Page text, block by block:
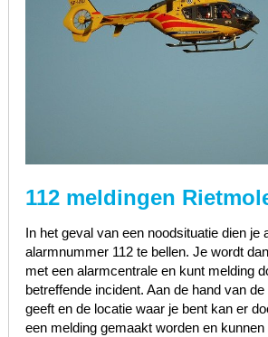
112 meldingen
In het geval van een noodsituatie dien je
alarmnummer 112 te bellen. Je wordt
met een alarmcentrale en kunt melding
betreffende incident. Aan de hand van
geeft en de locatie waar je bent kan er
een melding gemaakt worden en